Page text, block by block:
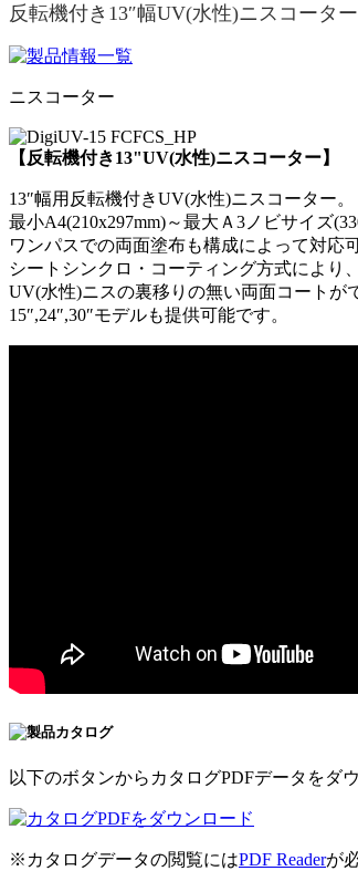
反転機付き13″幅UV(水性)ニスコータ
ニスコーター
【反転機付き13"UV(水性)ニスコーター】
13″幅用反転機付きUV(水性)ニスコーター。
最小A4(210x297mm)～最大Ａ3ノビサイズ
ワンパスでの両面塗布も構成によって対応可
シートシンクロ・コーティング方式により、
UV(水性)ニスの裏移りの無い両面コートが
15″,24″,30″モデルも提供可能です。
以下のボタンからカタログPDFデータをダ
※カタログデータの閲覧にはPDF Readerが